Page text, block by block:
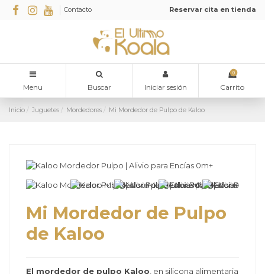
Contacto Reservar cita en tienda
Menu Buscar Iniciar sesión
0
Carrito
Inicio Juguetes Mordedores Mi Mordedor de Pulpo de Kaloo
Mi Mordedor de Pulpo
de Kaloo
El mordedor de pulpo Kaloo, en silicona alimentaria